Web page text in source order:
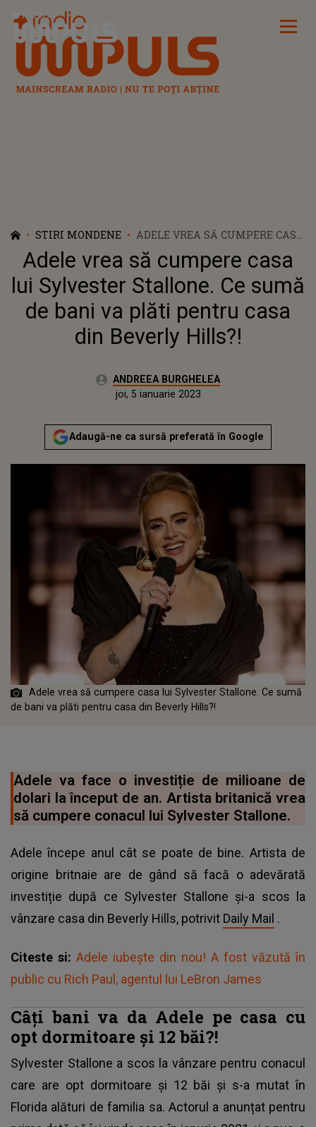
Radio Impuls
STIRI MONDENE
ADELE VREA SĂ CUMPERE CASA
LUI SYLVESTER STALLONE. CE
SUMĂ DE BANI VA PLĂTI
PENTRU CASA DIN BEVERLY
HILLS?!
Adele vrea să cumpere casa
lui Sylvester Stallone. Ce sumă
de bani va plăti pentru casa
din Beverly Hills?!
Autor:ANDREEA BURGHELEA
miercuri, 5 ianuarie 2022Actualizat:
joi, 5 ianuarie 2023
Adaugă-ne ca sursă preferată în Google
Adele vrea să cumpere casa lui Sylvester Stallone. Ce sumă
de bani va plăti pentru casa din Beverly Hills?!
Adele va face o investiție de milioane de
dolari la început de an. Artista britanică vrea
să cumpere conacul lui Sylvester Stallone.
Adele începe anul cât se poate de bine. Artista de
origine britnaie are de gând să facă o adevărată
investiție după ce Sylvester Stallone și-a scos la
vânzare casa din Beverly Hills, potrivit Daily Mail .
Citeste si: Adele iubește din nou! A fost văzută în
public cu Rich Paul, agentul lui LeBron James
Câți bani va da Adele pe casa cu
opt dormitoare și 12 băi?!
Sylvester Stallone a scos la vânzare pentru conacul
care are opt dormitoare și 12 băi și s-a mutat în
Florida alături de familia sa. Actorul a anunțat pentru